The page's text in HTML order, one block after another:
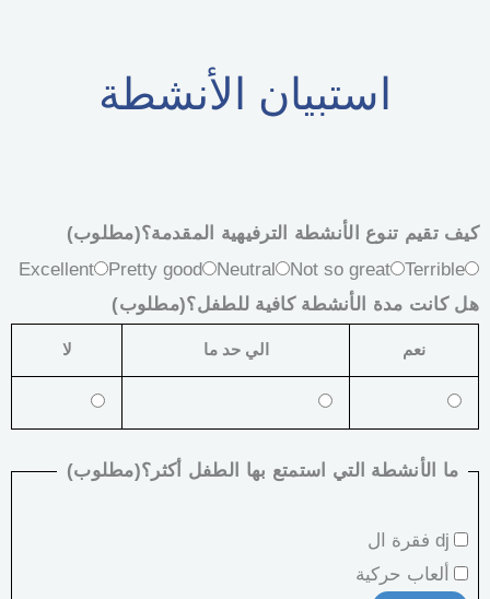
استبيان الأنشطة
كيف تقيم تنوع الأنشطة الترفيهية المقدمة؟(مطلوب)
Excellent
Pretty good Neutral Not so great
Terrible
هل كانت مدة الأنشطة كافية للطفل؟(مطلوب)
نعم الي حد ما لا
ما الأنشطة التي استمتع بها الطفل أكثر؟(مطلوب)
dj فقرة ال
ألعاب حركية